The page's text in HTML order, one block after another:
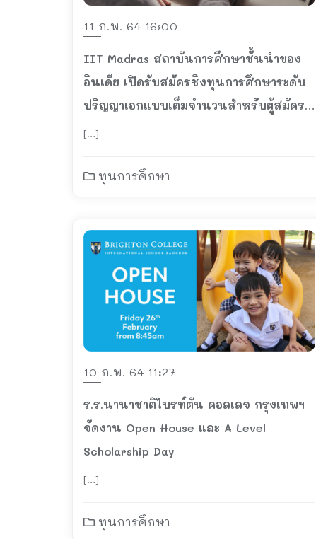
11 ก.พ. 64 16:00
IIT Madras สถาบันการศึกษาชั้นนำของ
อินเดีย เปิดรับสมัครชิงทุนการศึกษาระดับ
ปริญญาเอกแบบเต็มจำนวนสำหรับผู้สมัคร
จากอาเซียน
[…]
ทุนการศึกษา
10 ก.พ. 64 11:27
ร.ร.นานาชาติไบรท์ตัน คอลเลจ กรุงเทพฯ
จัดงาน Open House และ A Level
Scholarship Day
[…]
ทุนการศึกษา